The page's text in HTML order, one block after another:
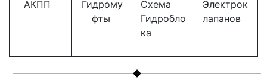
АКПП
Гидрому
фты
Схема
Гидробло
ка
Электрок
лапанов